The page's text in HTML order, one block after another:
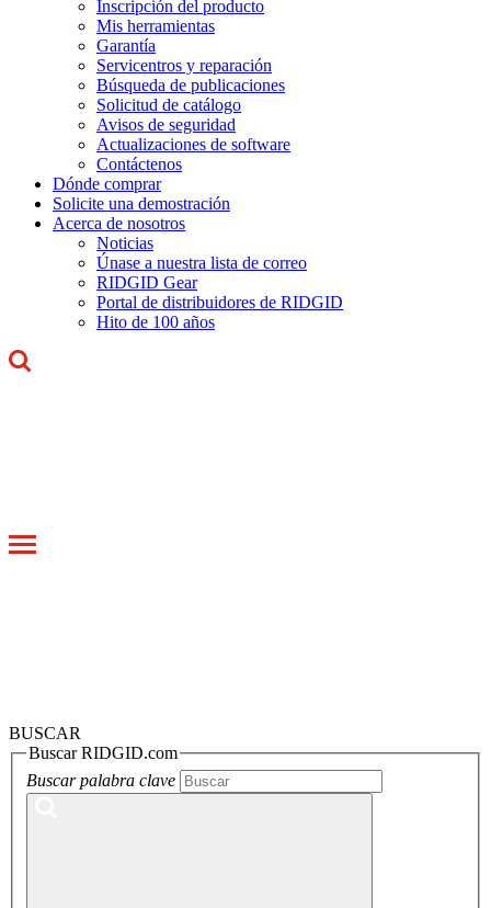
Inscripción del producto
Mis herramientas
Garantía
Servicentros y reparación
Búsqueda de publicaciones
Solicitud de catálogo
Avisos de seguridad
Actualizaciones de software
Contáctenos
Dónde comprar
Solicite una demostración
Acerca de nosotros
Noticias
Únase a nuestra lista de correo
RIDGID Gear
Portal de distribuidores de RIDGID
Hito de 100 años
Toggle
BUSCAR
Buscar RIDGID.com
Buscar palabra clave